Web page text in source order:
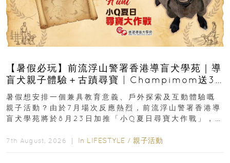
【暑假必玩】前流浮山警署香港導盲犬學苑｜導
盲犬親子體驗＋古蹟尋寶 | Champimom送3
組免費名額
暑假想安排一個兼具教育意義、戶外探索及互動體驗嘅
親子活動？由於7月場次反應熱烈，前流浮山警署香港導
盲犬學苑將於8月23日加推「小Q夏日尋寶大作戰」，家
7th August, 2026 ｜ In LIFESTYLE / 親子活動